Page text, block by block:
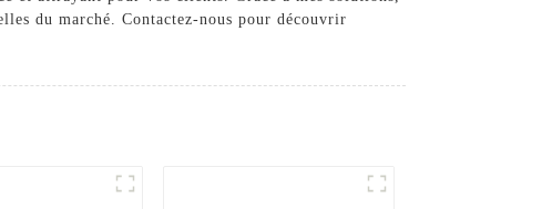
du marché. Contactez-nous pour découvrir